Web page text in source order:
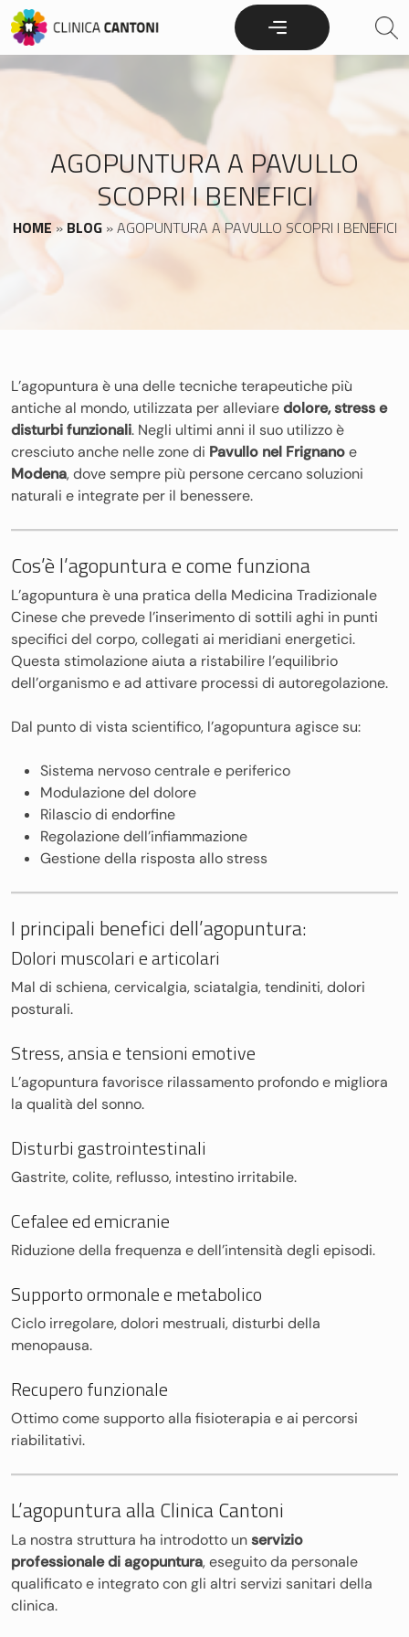
Skip
to
content
AGOPUNTURA A PAVULLO
SCOPRI I BENEFICI
HOME»BLOG»AGOPUNTURA A PAVULLO SCOPRI I BENEFICI
L’agopuntura è una delle tecniche terapeutiche più
antiche al mondo, utilizzata per alleviaredolore, stress e
disturbi funzionali. Negli ultimi anni il suo utilizzo è
cresciuto anche nelle zone di Pavullo nel Frignanoe
Modena, dove sempre più persone cercano soluzioni
naturali e integrate per il benessere.
Cos’è l’agopuntura e come funziona
L’agopuntura è una pratica della Medicina Tradizionale
Cinese che prevede l’inserimento di sottili aghi in punti
specifici del corpo, collegati ai meridiani energetici.
Questa stimolazione aiuta a ristabilire l’equilibrio
dell’organismo e ad attivare processi di autoregolazione.
Dal punto di vista scientifico, l’agopuntura agisce su:
Sistema nervoso centrale e periferico
Modulazione del dolore
Rilascio di endorfine
Regolazione dell’infiammazione
Gestione della risposta allo stress
I principali benefici dell’agopuntura:
Dolori muscolari e articolari
Mal di schiena, cervicalgia, sciatalgia, tendiniti, dolori
posturali.
Stress, ansia e tensioni emotive
L’agopuntura favorisce rilassamento profondo e migliora
la qualità del sonno.
Disturbi gastrointestinali
Gastrite, colite, reflusso, intestino irritabile.
Cefalee ed emicranie
Riduzione della frequenza e dell’intensità degli episodi.
Supporto ormonale e metabolico
Ciclo irregolare, dolori mestruali, disturbi della
menopausa.
Recupero funzionale
Ottimo come supporto alla fisioterapia e ai percorsi
riabilitativi.
L’agopuntura alla Clinica Cantoni
La nostra struttura ha introdotto unservizio
professionale di agopuntura, eseguito da personale
qualificato e integrato con gli altri servizi sanitari della
clinica.